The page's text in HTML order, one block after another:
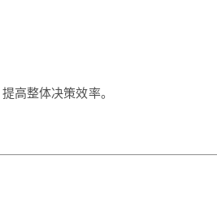
高整体决策效率。